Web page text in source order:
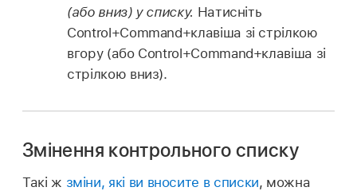
(або вниз) у списку. Натисніть
Control+Command+клавіша зі стрілкою
вгору (або Control+Command+клавіша зі
стрілкою вниз).
Змінення контрольного списку
Такі ж зміни, які ви вносите в списки, можна